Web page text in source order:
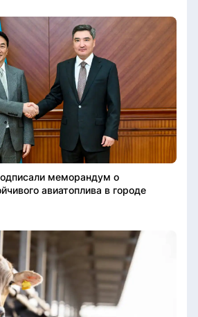
меморандум о
авиатоплива в городе